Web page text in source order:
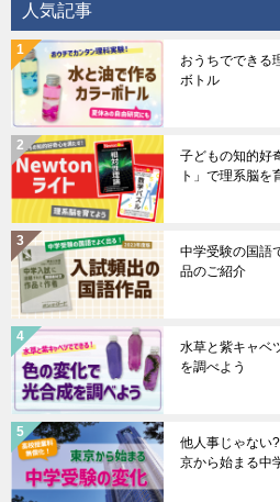
人気記事
おうちでできる
ボトル
子どもの知的好
ト」で理系脳を
中学受験の国語
品のご紹介
水草と紫キャベ
を調べよう
他人事じゃない
京から始まる中